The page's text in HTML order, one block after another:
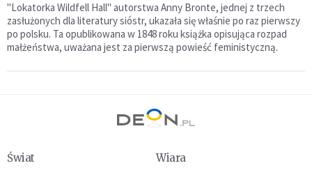
"Lokatorka Wildfell Hall" autorstwa Anny Bronte, jednej z trzech
zasłużonych dla literatury sióstr, ukazała się właśnie po raz pierwszy
po polsku. Ta opublikowana w 1848 roku książka opisująca rozpad
małżeństwa, uważana jest za pierwszą powieść feministyczną.
Świat
Wiara